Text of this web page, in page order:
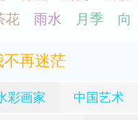
彩画家 中国艺术
再迷茫